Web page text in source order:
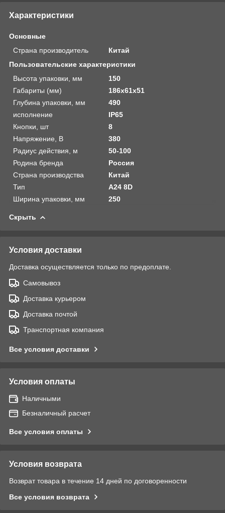
Характеристики
Основные
Страна производитель
Китай
Пользовательские характеристики
Высота упаковки, мм
150
Габариты (мм)
186x61x51
Глубина упаковки, мм
490
исполнение
IP65
Кнопки, шт
8
Напряжение, В
380
Радиус действия, м
50-100
Родина бренда
Россия
Страна производства
Китай
Тип
A24 8D
Ширина упаковки, мм
250
Скрыть
Условия доставки
Доставка осуществляется только по предоплате.
Самовывоз
Доставка курьером
Доставка почтой
Транспортная компания
Все условия доставки
Условия оплаты
Наличными
Безналичный расчет
Все условия оплаты
Условия возврата
Возврат товара в течение 14 дней по договоренности
Все условия возврата